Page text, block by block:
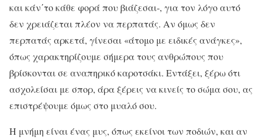
και κάν΄το κάθε φορά που βιάζεσαι-, για τον λόγο αυτό
δεν χρειάζεται πλέον να περπατάς. Αν όμως δεν
περπατάς αρκετά, γίνεσαι «άτομο με ειδικές ανάγκες»,
όπως χαρακτηρίζουμε σήμερα τους ανθρώπους που
βρίσκονται σε αναπηρικό καροτσάκι. Εντάξει, ξέρω ότι
ασχολείσαι με σπορ, άρα ξέρεις να κινείς το σώμα σου, ας
επιστρέψουμε όμως στο μυαλό σου.
Η μνήμη είναι ένας μυς, όπως εκείνοι των ποδιών, και αν